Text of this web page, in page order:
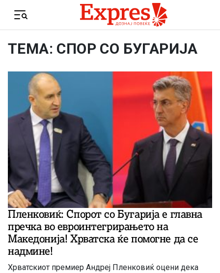
Menu
ТЕМА: СПОР СО БУГАРИЈА
Пленковиќ: Спорот со Бугарија е главна
пречка во евроинтегрирањето на
Македонија! Хрватска ќе помогне да се
надмине!
Хрватскиот премиер Андреј Пленковиќ оцени дека